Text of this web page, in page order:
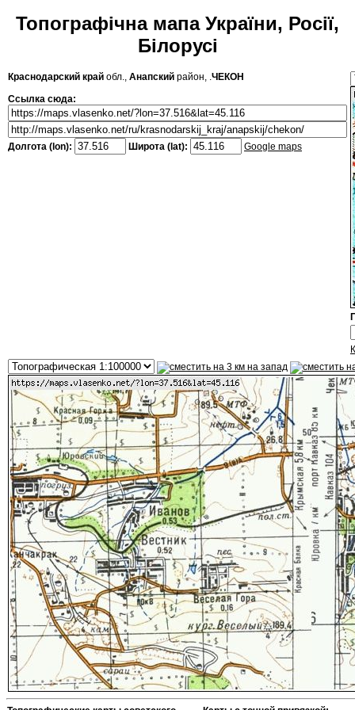
Топографічна мапа України, Росії,
Білорусі
Краснодарский край обл., Анапский район, .ЧЕКОН
Ссылка сюда:
Долгота (lon): Широта (lat): Google maps